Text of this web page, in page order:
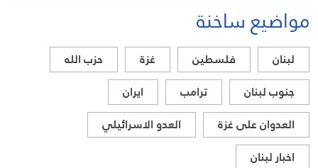
مواضيع ساخنة
لبنان فلسطين غزة
حزب الله
جنوب لبنان
ترامب
ايران
العدوان على غزة
العدو الاسرائيلي
اخبار لبنان